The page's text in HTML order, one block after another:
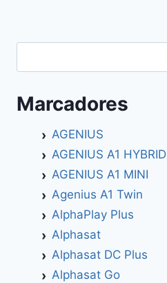
Marcadores
AGENIUS
AGENIUS A1 HYBRID
AGENIUS A1 MINI
Agenius A1 Twin
AlphaPlay Plus
Alphasat
Alphasat DC Plus
Alphasat Go